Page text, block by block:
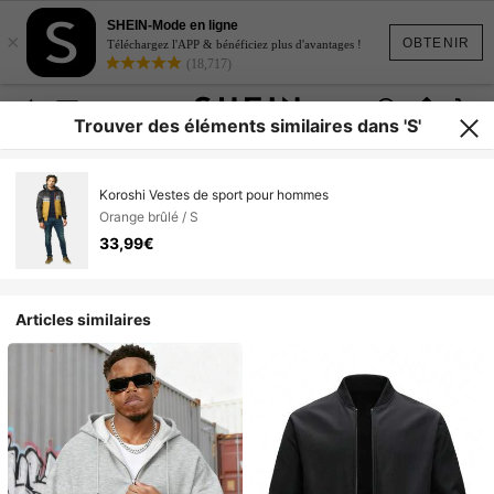
OBTENIR
×
SHEIN-Mode en ligne
Téléchargez l'APP & bénéficiez plus d'avantages !
(18,717)
Trouver des éléments similaires dans 'S'
Koroshi Vestes de sport pour hommes
Orange brûlé / S
33,99€
Articles similaires